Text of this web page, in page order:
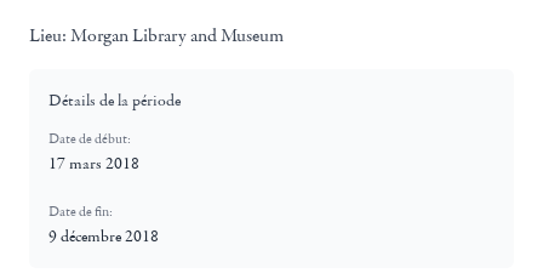
Lieu: Morgan Library and Museum
Détails de la période
Date de début:
17 mars 2018
Date de fin:
9 décembre 2018